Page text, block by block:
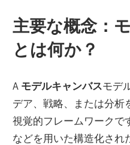
主要な概念：
とは何か？
A モデルキャンバスモデ
デア、戦略、または分析
視覚的フレームワークで
などを用いた構造化され